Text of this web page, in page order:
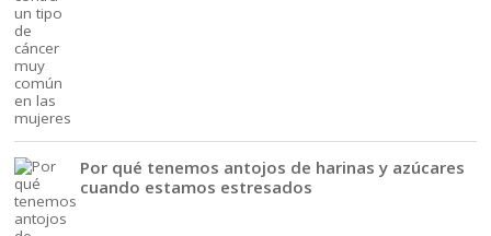
Por qué tenemos antojos de harinas y azúcares
cuando estamos estresados